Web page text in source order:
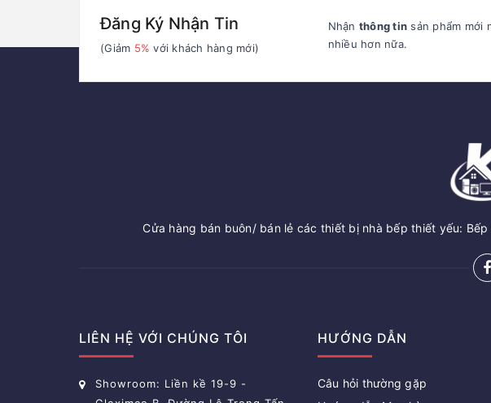
Đăng Ký Nhận Tin
(Giảm 5% với khách hàng mới)
Nhận thông tin sản phẩm mới
nhiều hơn nữa.
Cửa hàng bán buôn/ bán lẻ các thiết bị nhà bếp thiết yếu:
LIÊN HỆ VỚI CHÚNG TÔI
Showroom: Liền kề 19-9 -
HƯỚNG DẪN
Câu hỏi thường gặp